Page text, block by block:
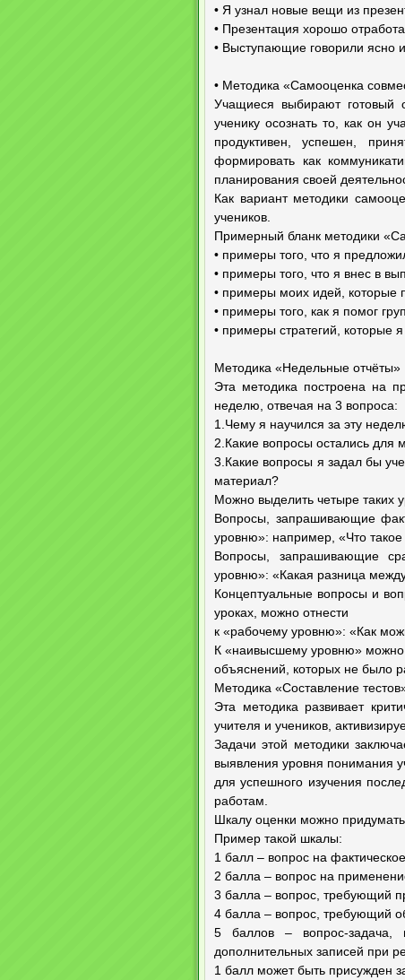
• Я узнал новые вещи из
• Презентация хорошо
• Выступающие говорили ясно
• Методика «Самооценка
Учащиеся выбирают готовый
ученику осознать то, как он
продуктивен, успешен,
формировать как
планирования своей
Как вариант методики
учеников.
Примерный бланк методики
• примеры того, что я
• примеры того, что я внес в
• примеры моих идей, которые
• примеры того, как я помог
• примеры стратегий, которые
Методика «Недельные отчёты»
Эта методика построена на
неделю, отвечая на 3 вопроса:
1.Чему я научился за эту
2.Какие вопросы остались для
3.Какие вопросы я задал бы
материал?
Можно выделить четыре таких
Вопросы, запрашивающие
уровню»: например, «Что такое
Вопросы, запрашивающие
уровню»: «Какая разница
Концептуальные вопросы и
уроках, можно отнести
к «рабочему уровню»: «Как
К «наивысшему уровню»
объяснений, которых не было
Методика «Составление
Эта методика развивает
учителя и учеников,
Задачи этой методики
выявления уровня понимания
для успешного изучения
работам.
Шкалу оценки можно
Пример такой шкалы:
1 балл – вопрос на
2 балла – вопрос на
3 балла – вопрос, требующий
4 балла – вопрос, требующий
5 баллов – вопрос-
дополнительных записей при
1 балл может быть присужден